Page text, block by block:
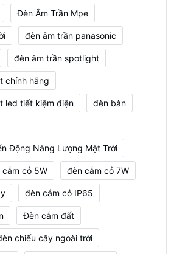
Đèn Âm Trần Mpe
đèn âm trần panasonic
đèn âm trần spotlight
chính hãng
led tiết kiệm điện đèn bàn
Động Năng Lượng Mặt Trời
cắm cỏ 5W đèn cắm cỏ 7W
đèn cắm cỏ IP65
Đèn cắm đất
chiếu cây ngoài trời